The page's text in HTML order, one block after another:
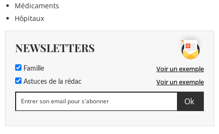
Médicaments
Hôpitaux
NEWSLETTERS
Famille Voir un exemple
Astuces de la rédac Voir un exemple